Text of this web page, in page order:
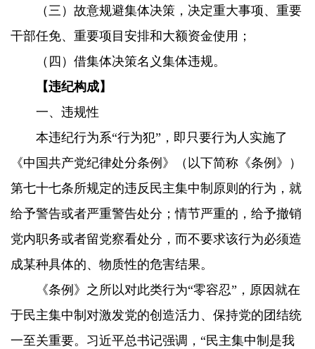
（三）故意规避集体决策，决定重大事项、重要
干部任免、重要项目安排和大额资金使用；
（四）借集体决策名义集体违规。
【违纪构成】
一、违规性
本违纪行为系“行为犯”，即只要行为人实施了
《中国共产党纪律处分条例》（以下简称《条例》）
第七十七条所规定的违反民主集中制原则的行为，就
给予警告或者严重警告处分；情节严重的，给予撤销
党内职务或者留党察看处分，而不要求该行为必须造
成某种具体的、物质性的危害结果。
《条例》之所以对此类行为“零容忍”，原因就在
于民主集中制对激发党的创造活力、保持党的团结统
一至关重要。习近平总书记强调，“民主集中制是我